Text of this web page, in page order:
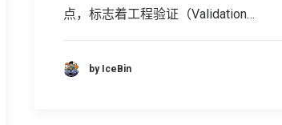
点，标志着工程验证（Validation…
by IceBin